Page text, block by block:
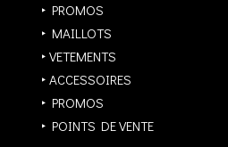
‣ PROMOS
‣ MAILLOTS
‣ VETEMENTS
‣ ACCESSOIRES
‣ PROMOS
‣ POINTS DE VENTE